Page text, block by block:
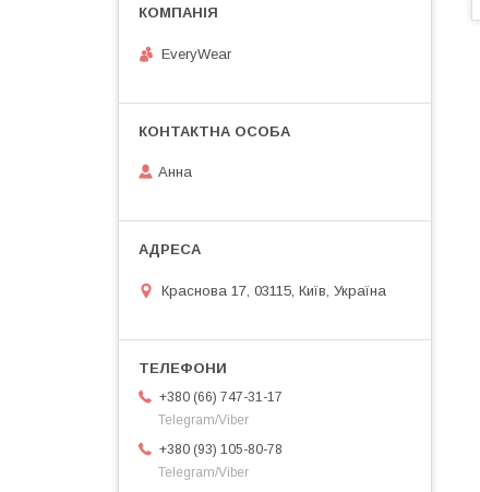
EveryWear
Анна
Краснова 17, 03115, Київ, Україна
+380 (66) 747-31-17
Telegram/Viber
+380 (93) 105-80-78
Telegram/Viber